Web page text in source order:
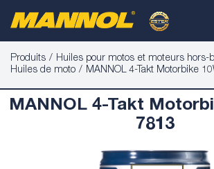
Produits
Huiles pour motos et moteurs hors-
Huiles de moto
MANNOL 4-Takt Motorbike
MANNOL 4-Takt
7813